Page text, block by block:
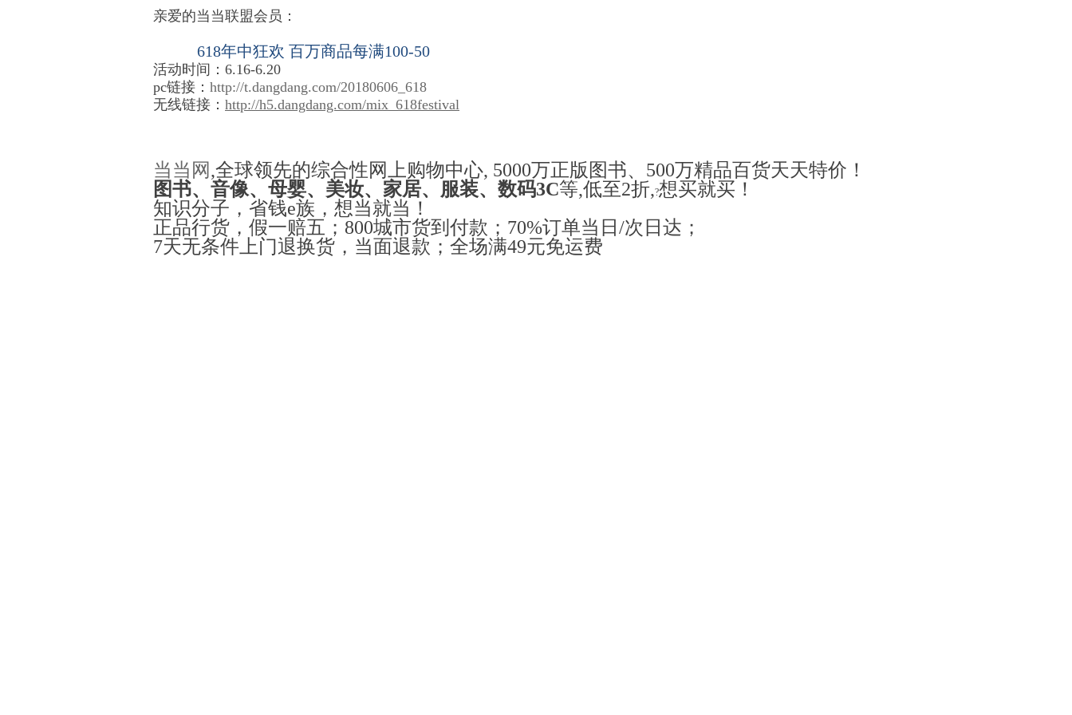
亲爱的当当联盟会员：
618年中狂欢 百万商品每满100-50
活动时间：6.16-6.20
pc链接： http://t.dangdang.com/20180606_618
无线链接： http://h5.dangdang.com/mix_618festival
当当网,全球领先的综合性网上购物中心, 5000万正版图书、 500万精品百货天天特价！
图书、音像、母婴、美妆、家居、服装、数码3C等,低至2折,?想买就买！
知识分子，省钱e族，想当就当！
正品行货，假一赔五； 800城市货到付款； 70%订单当日 /次日达；
7天无条件上门退换货，当面退款；全场满49元免运费